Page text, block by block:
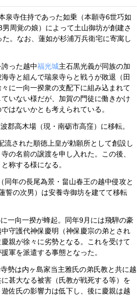
泉寺住持であった如乗（本願寺6世巧如
周覚の娘）によって土山御坊が創建さ
。なお、蓮如が杉浦万兵衛宅に寄寓し
った越中福光城主石黒光義が同族の加
寺と組んで瑞泉寺らと戦うが敗退（田
に一向一揆衆の支配下に組み込まれて
いない様だが、加賀の門徒に働きかけ
はないかとも考えられている。
郡高木場（現・南砺市高窪）に移転。
された順徳上皇が勅願所として創設し
の名前の譲渡を申し入れた。この後、
称する様になる。
年の長尾為景・畠山春王の越中侵攻と
誓の次男）は安養寺御坊を建てて移転
一向一揆が蜂起。同年9月には飛騨の豪
守護代神保慶明（神保慶宗の弟とされ
親が徐々に劣勢となる。これを受けて
軍を派遣する事態となった。
勢は内ヶ島家当主雅氏の弟氏教と共に越
甚大なる被害（氏教が戦死する等）を
佐氏の影響力は低下し、後に慶親は越